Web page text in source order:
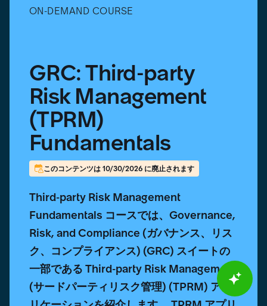
ON-DEMAND COURSE
GRC: Third-party
Risk Management
(TPRM)
Fundamentals
このコンテンツは 10/30/2026 に廃止されます
Third-party Risk Management
Fundamentals コースでは、Governance,
Risk, and Compliance (ガバナンス、リス
ク、コンプライアンス) (GRC) スイートの
一部である Third-party Risk Management
(サードパーティリスク管理) (TPRM) アプ